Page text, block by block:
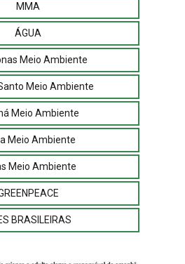
MMA
ÁGUA
Meio Ambiente
Meio Ambiente
Meio Ambiente
Meio Ambiente
Meio Ambiente
BRASILEIRAS